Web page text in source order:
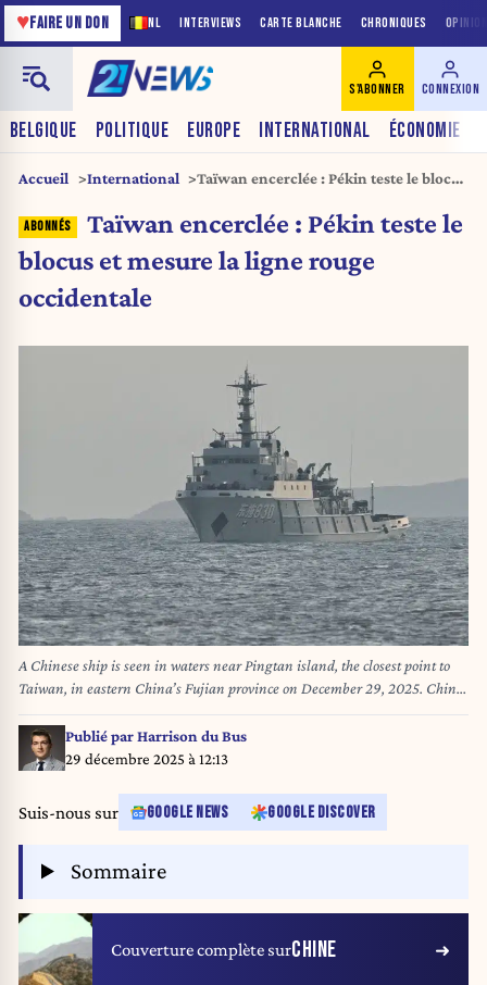
NL INTERVIEWS CARTE BLANCHE CHRONIQUES
♥FAIRE UN DON
BELGIQUE POLITIQUE EUROPE INTERNATIONAL ÉCONOMIE
S'ABONNER CONNEXION
Accueil International
Taïwan encerclée : Pékin teste le blocus
Taïwan encerclée : Pékin teste le
blocus et mesure la ligne rouge
occidentale
A Chinese ship is seen in waters near Pingtan island, the closest point to
Taiwan, in eastern China’s Fujian province on December 29, 2025. China
launched live-fire drills around Taiwan on December 29 that it said would
simulate a blockade of the self-ruled island's key ports, prompting Taipei to
Publié parHarrison du Bus
29 décembre 2025 à 12:13
Suis-nous sur GOOGLE NEWS GOOGLE DISCOVER
Sommaire
Couverture complète surCHINE